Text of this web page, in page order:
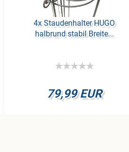
4x Stau­den­hal­ter HUGO
halb­rund sta­bil Brei­te...
79,99 EUR